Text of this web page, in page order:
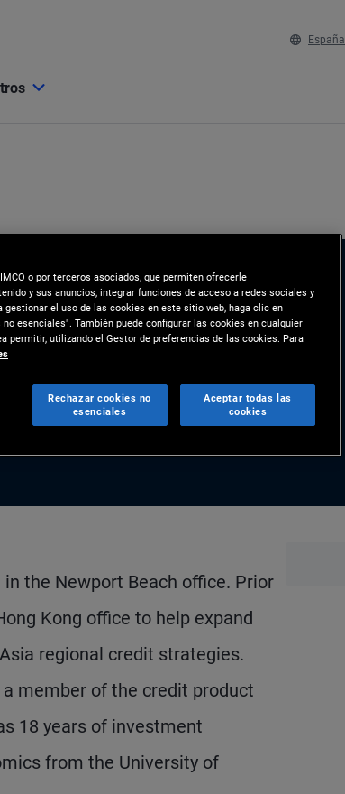
España
the Newport Beach office. Prior
Kong office to help expand
regional credit strategies.
member of the credit product
18 years of investment
from the University of
o por terceros asociados, que permiten ofrecerle
y sus anuncios, integrar funciones de acceso a redes sociales y
el uso de las cookies en este sitio web, haga clic en
esenciales". También puede configurar las cookies en cualquier
permitir, utilizando el Gestor de preferencias de las cookies. Para
Rechazar cookies no
esenciales
Aceptar todas las
cookies